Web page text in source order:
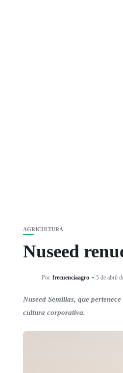
AGRICULTURA
Nuseed
Por frecuenciaagro 5 de abril
Nuseed Semillas, que
cultura corporativa.